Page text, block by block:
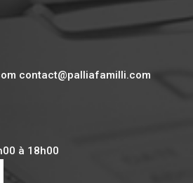
contact@palliafamilli.com
à 18h00